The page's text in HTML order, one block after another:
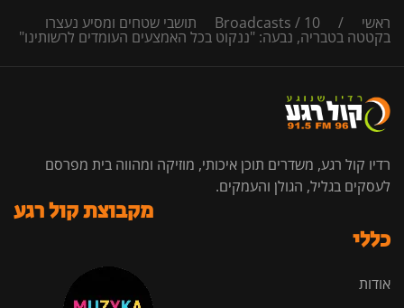
ראשי /
Broadcasts / 10 תושבי שטחים ומסיע נעצרו
בקטטה בטבריה, נבעה: "ננקוט בכל האמצעים העומדים לרשותינו"
רדיו קול רגע, משדרים תוכן איכותי, מוזיקה ומהווה בית מפרסם
לעסקים בגליל, הגולן והעמקים.
כללי
אודות
מקבוצת קול רגע